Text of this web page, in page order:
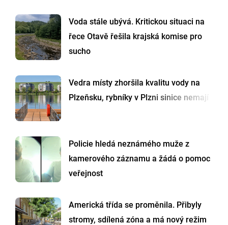
Voda stále ubývá. Kritickou situaci na
řece Otavě řešila krajská komise pro
sucho
Vedra místy zhoršila kvalitu vody na
Plzeňsku, rybníky v Plzni sinice nemají
Policie hledá neznámého muže z
kamerového záznamu a žádá o pomoc
veřejnost
Americká třída se proměnila. Přibyly
stromy, sdílená zóna a má nový režim